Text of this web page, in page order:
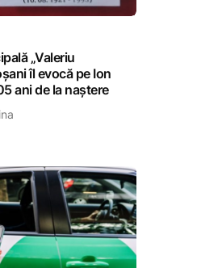
„Valeriu
îl evocă pe Ion
ani de la naștere